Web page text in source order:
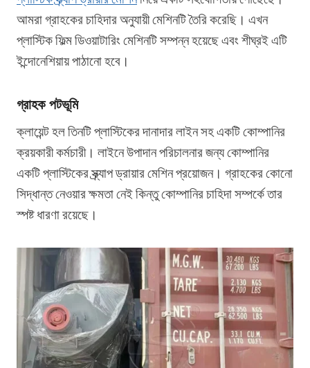
আমরা গ্রাহকের চাহিদার অনুযায়ী মেশিনটি তৈরি করেছি। এখন
প্লাস্টিক ফিল্ম ডিওয়াটারিং মেশিনটি সম্পন্ন হয়েছে এবং শীঘ্রই এটি
ইন্দোনেশিয়ায় পাঠানো হবে।
গ্রাহক পটভূমি
ক্লায়েন্ট হল তিনটি প্লাস্টিকের দানাদার লাইন সহ একটি কোম্পানির
ক্রয়কারী কর্মচারী। লাইনে উপাদান পরিচালনার জন্য কোম্পানির
একটি প্লাস্টিকের স্ক্র্যাপ ড্রায়ার মেশিন প্রয়োজন। গ্রাহকের কোনো
সিদ্ধান্ত নেওয়ার ক্ষমতা নেই কিন্তু কোম্পানির চাহিদা সম্পর্কে তার
স্পষ্ট ধারণা রয়েছে।